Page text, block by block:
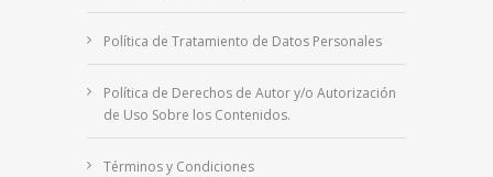
Política de Tratamiento de Datos Personales
Política de Derechos de Autor y/o Autorización
de Uso Sobre los Contenidos.
Términos y Condiciones